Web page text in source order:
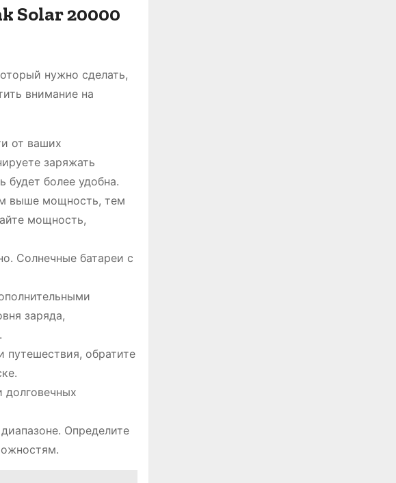
Solar 20000
нужно сделать,
внимание на
от ваших
заряжать
будет более удобна.
выше мощность, тем
мощность,
Солнечные батареи с
заряда,
путешествия, обратите
долговечных
Определите